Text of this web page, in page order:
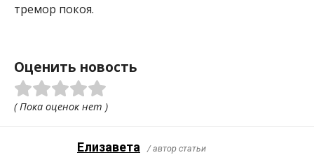
тремор покоя.
Оценить новость
( Пока оценок нет )
Елизавета / автор статьи